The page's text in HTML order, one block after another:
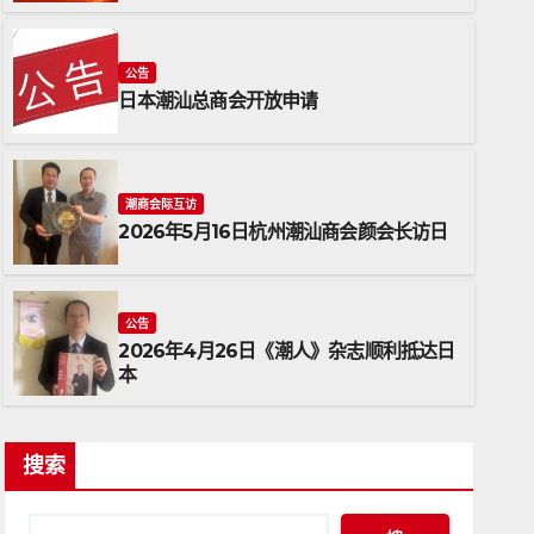
2026年5月16日杭州潮汕
2026年5月17日 ADMIN
公告
日本潮汕总商会开放申请
潮商会际互访
2026年5月16日杭州潮汕商会颜会长访日
公告
2026年4月26日《潮人》杂志顺利抵达日
本
搜索